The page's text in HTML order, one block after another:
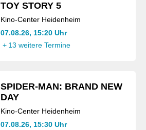
TOY STORY 5
Kino-Center Heidenheim
07.08.26, 15:20 Uhr
+ 13 weitere Termine
SPIDER-MAN: BRAND NEW
DAY
Kino-Center Heidenheim
07.08.26, 15:30 Uhr